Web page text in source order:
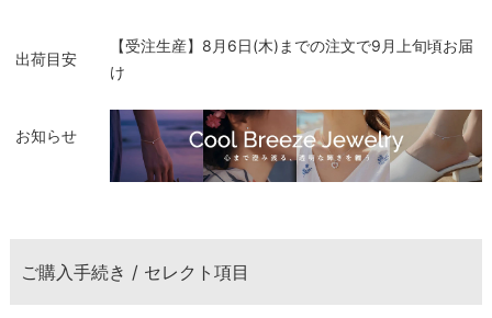
出荷目安
【受注生産】8月6日(木)までの注文で9月上旬頃お届
け
お知らせ
ご購入手続き / セレクト項目